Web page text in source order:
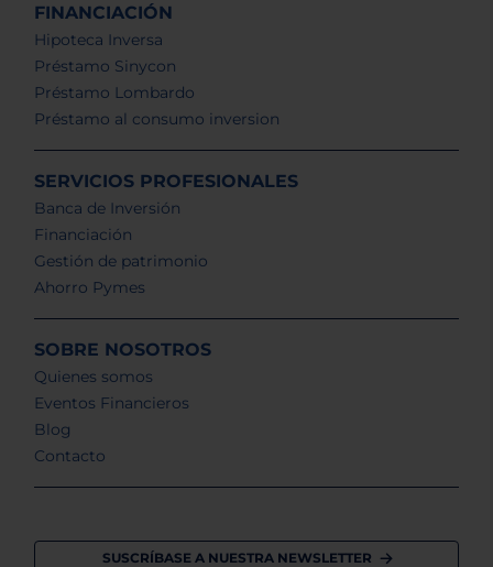
FINANCIACIÓN
Hipoteca Inversa
Préstamo Sinycon
Préstamo Lombardo
Préstamo al consumo inversion
SERVICIOS PROFESIONALES
Banca de Inversión
Financiación
Gestión de patrimonio
Ahorro Pymes
SOBRE NOSOTROS
Quienes somos
Eventos Financieros
Blog
Contacto
SUSCRÍBASE A NUESTRA NEWSLETTER